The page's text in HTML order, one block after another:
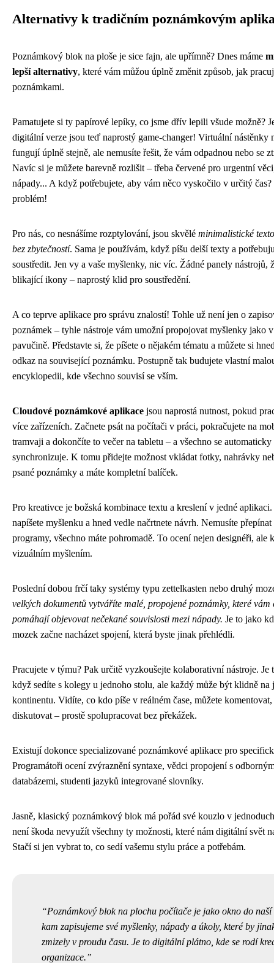
Alternativy k tradičním poznámkovým
Poznámkový blok na ploše je sice fajn, ale upřímně? Dnes máme
lepší alternativy, které vám můžou úplně změnit způsob, jak
poznámkami.
Pamatujete si ty papírové lepíky, co jsme dřív lepili všude možně?
digitální verze jsou teď naprostý game-changer! Virtuální nástěnky
fungují úplně stejně, ale nemusíte řešit, že vám odpadnou nebo se
Navíc si je můžete barevně rozlišit – třeba červené pro urgentní
nápady... A když potřebujete, aby vám něco vyskočilo v určitý
problém!
Pro nás, co nesnášíme rozptylování, jsou skvělé minimalistické
bez zbytečností. Sama je používám, když píšu delší texty a
soustředit. Jen vy a vaše myšlenky, nic víc. Žádné panely nástrojů,
blikající ikony – naprostý klid pro soustředění.
A co teprve aplikace pro správu znalostí! Tohle už není jen o
poznámek – tyhle nástroje vám umožní propojovat myšlenky jako v
pavučině. Představte si, že píšete o nějakém tématu a můžete si
odkaz na související poznámku. Postupně tak budujete vlastní
encyklopedii, kde všechno souvisí se vším.
Cloudové poznámkové aplikace jsou naprostá nutnost, pokud
více zařízeních. Začnete psát na počítači v práci, pokračujete na
tramvaji a dokončíte to večer na tabletu – a všechno se automaticky
synchronizuje. K tomu přidejte možnost vkládat fotky, nahrávky
psané poznámky a máte kompletní balíček.
Pro kreativce je božská kombinace textu a kreslení v jedné
napíšete myšlenku a hned vedle načrtnete návrh. Nemusíte přepínat
programy, všechno máte pohromadě. To ocení nejen designéři, ale
vizuálním myšlením.
Poslední dobou frčí taky systémy typu zettelkasten nebo druhý
velkých dokumentů vytváříte malé, propojené poznámky, které vám
pomáhají objevovat nečekané souvislosti mezi nápady. Je to jako
mozek začne nacházet spojení, která byste jinak přehlédli.
Pracujete v týmu? Pak určitě vyzkoušejte kolaborativní nástroje. Je
když sedíte s kolegy u jednoho stolu, ale každý může být klidně na
kontinentu. Vidíte, co kdo píše v reálném čase, můžete komentovat,
diskutovat – prostě spolupracovat bez překážek.
Existují dokonce specializované poznámkové aplikace pro
Programátoři ocení zvýraznění syntaxe, vědci propojení s
databázemi, studenti jazyků integrované slovníky.
Jasně, klasický poznámkový blok má pořád své kouzlo v
není škoda nevyužít všechny ty možnosti, které nám digitální svět
Stačí si jen vybrat to, co sedí vašemu stylu práce a potřebám.
Poznámkový blok na plochu počítače je jako okno do naší
kam zapisujeme své myšlenky, nápady a úkoly, které by
zmizely v proudu času. Je to digitální plátno, kde se rodí
organizace.